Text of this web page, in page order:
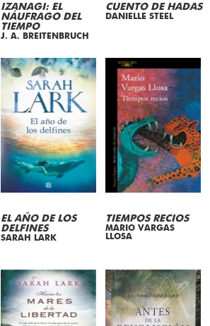
IZANAGI: EL
NÁUFRAGO DEL
TIEMPO
J. A. BREITENBRUCH
CUENTO DE HADAS
DANIELLE STEEL
EL AÑO DE LOS
DELFINES
SARAH LARK
TIEMPOS RECIOS
MARIO VARGAS
LLOSA